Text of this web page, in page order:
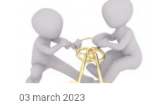
03 march 2023